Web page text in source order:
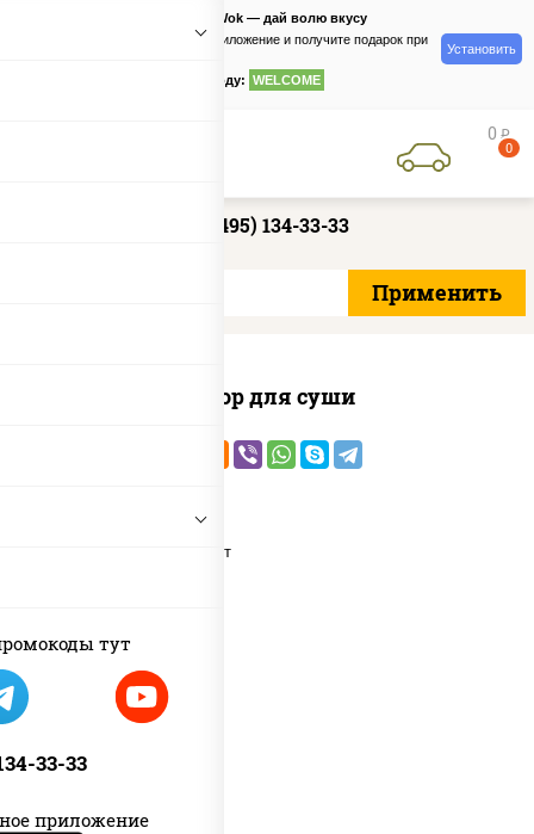
тут
33-33
приложение
PizzaSushiWok — дай волю вкусу
Скачайте приложение и получите подарок при
по промокоду: WELCOME
Установить
0 руб
0
+7 (495) 134-33-33
Набор для суши